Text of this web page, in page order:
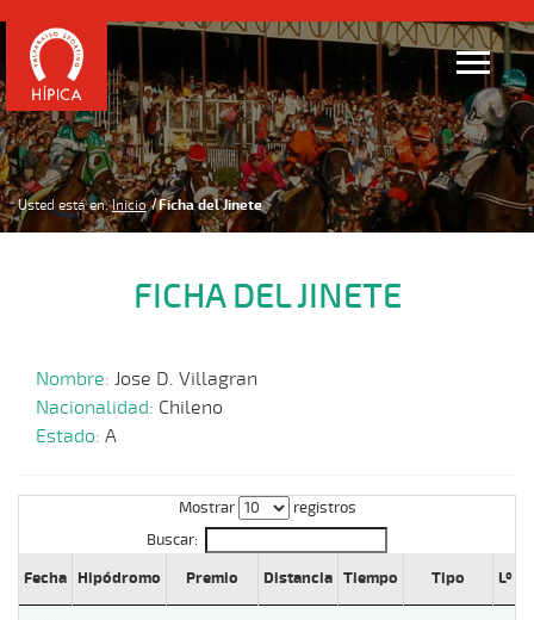
Usted está en: Inicio Ficha del Jinete
FICHA DEL JINETE
Nombre: Jose D. Villagran
Nacionalidad: Chileno
Estado: A
Mostrar
registros
Buscar:
Fecha
Hipódromo Premio Distancia Tiempo Tipo Lº